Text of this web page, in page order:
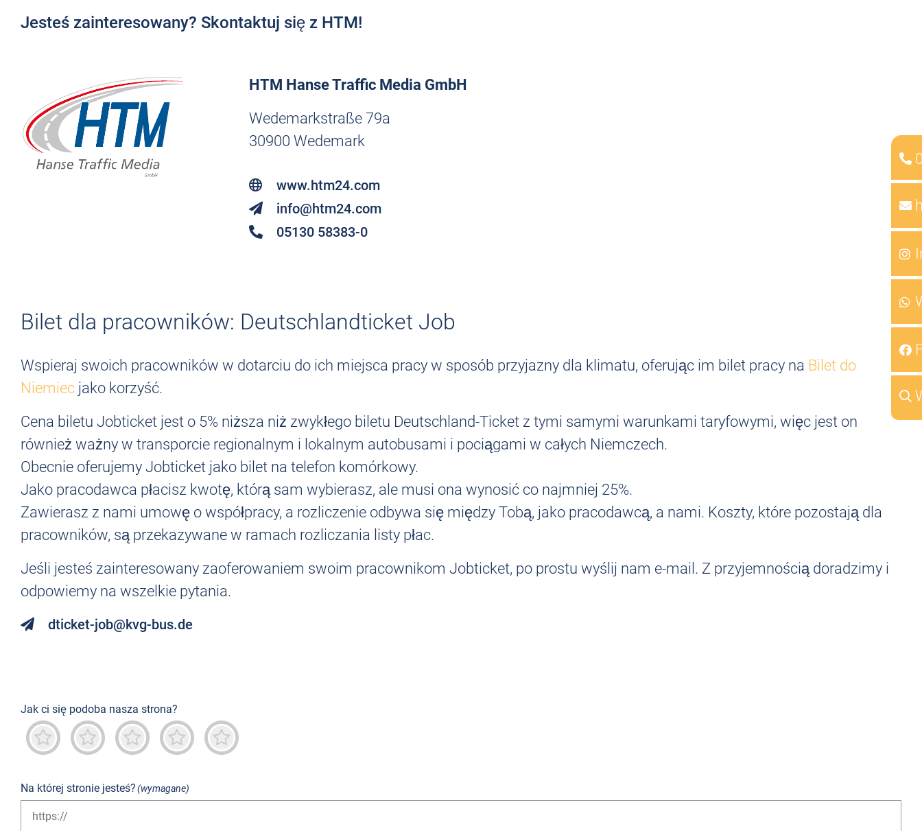
Jesteś zainteresowany? Skontaktuj się z HTM!
HTM Hanse Traffic Media GmbH
Wedemarkstraße 79a
30900 Wedemark
www.htm24.com
info@htm24.com
05130 58383-0
Bilet dla pracowników: Deutschlandticket Job
Wspieraj swoich pracowników w dotarciu do ich miejsca pracy w sposób przyjazny dla klimatu, oferując im bilet pracy na Bilet do
Niemiec jako korzyść.
Cena biletu Jobticket jest o 5% niższa niż zwykłego biletu Deutschland-Ticket z tymi samymi warunkami taryfowymi, więc jest on
również ważny w transporcie regionalnym i lokalnym autobusami i pociągami w całych Niemczech.
Obecnie oferujemy Jobticket jako bilet na telefon komórkowy.
Jako pracodawca płacisz kwotę, którą sam wybierasz, ale musi ona wynosić co najmniej 25%.
Zawierasz z nami umowę o współpracy, a rozliczenie odbywa się między Tobą, jako pracodawcą, a nami. Koszty, które pozostają dla
pracowników, są przekazywane w ramach rozliczania listy płac.
Jeśli jesteś zainteresowany zaoferowaniem swoim pracownikom Jobticket, po prostu wyślij nam e-mail. Z przyjemnością doradzimy i
odpowiemy na wszelkie pytania.
dticket-job@kvg-bus.de
Jak ci się podoba nasza strona?
Znakomity
Przeważnie dobry
Neutralny
Niedobrze
Okropny
Na której stronie jesteś?(wymagane)